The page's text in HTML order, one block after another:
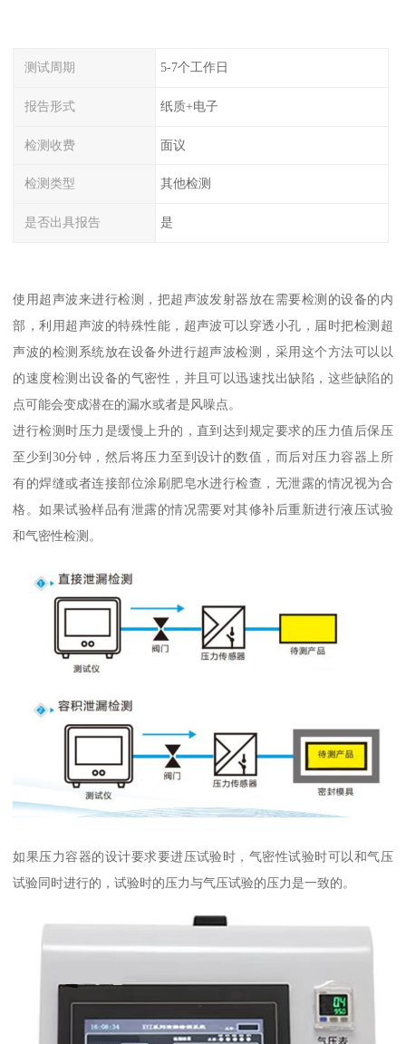
测试周期 5-7个工作日
报告形式 纸质+电子
检测收费 面议
检测类型 其他检测
是否出具报告 是
使用超声波来进行检测，把超声波发射器放在需要检测的设备的内
部，利用超声波的特殊性能，超声波可以穿透小孔，届时把检测超
声波的检测系统放在设备外进行超声波检测，采用这个方法可以以
的速度检测出设备的气密性，并且可以迅速找出缺陷，这些缺陷的
点可能会变成潜在的漏水或者是风噪点。
进行检测时压力是缓慢上升的，直到达到规定要求的压力值后保压
至少到30分钟，然后将压力至到设计的数值，而后对压力容器上所
有的焊缝或者连接部位涂刷肥皂水进行检查，无泄露的情况视为合
格。如果试验样品有泄露的情况需要对其修补后重新进行液压试验
和气密性检测。
如果压力容器的设计要求要进压试验时，气密性试验时可以和气压
试验同时进行的，试验时的压力与气压试验的压力是一致的。